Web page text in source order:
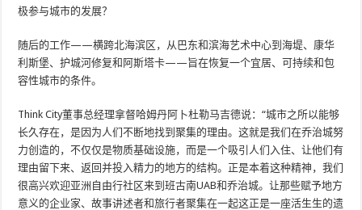
极参与城市的发展？
随后的工作——横跨北海滨区，从巴东和滨海艺术中心到海堤、康华
利斯堡、护城河修复和阿斯塔卡——旨在恢复一个宜居、可持续和包
容性城市的条件。
Think City董事总经理拿督哈姆丹阿卜杜勒马吉德说：“城市之所以能够
长久存在，是因为人们不断地找到聚集的理由。这就是我们在乔治城努
力创造的，不仅仅是物质基础设施，而是一个吸引人们入住、让他们有
理由留下来、返回并投入精力的地方的结构。正是本着这种精神，我们
很高兴欢迎亚洲自由行社区来到班古南UAB和乔治城。让那些赋予地方
意义的企业家、故事讲述者和旅行者聚集在一起这正是一座活生生的遗